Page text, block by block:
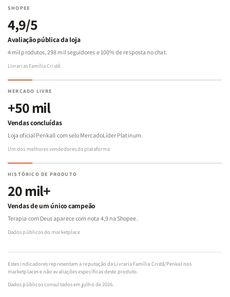
SHOPEE
4,9/5
Avaliação pública da loja
4 mil produtos, 298 mil seguidores e 100% de resposta no chat.
Livrarias Família Cristã
MERCADO LIVRE
+50 mil
Vendas concluídas
Loja oficial Penkall com selo MercadoLíder Platinum.
Um dos melhores vendedores da plataforma
HISTÓRICO DE PRODUTO
20 mil+
Vendas de um único campeão
Terapia com Deus aparece com nota 4,9 na Shopee.
Dados públicos do marketplace
Estes indicadores representam a reputação da Livraria Família Cristã/Penkal nos
marketplaces e não avaliações específicas deste produto.
Dados públicos consultados em julho de 2026.